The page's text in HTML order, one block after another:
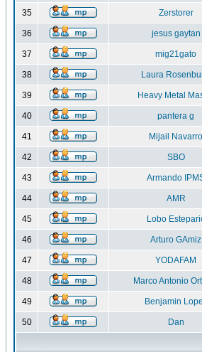
35 Zerstorer
36 jesus gaytan
37 mig21gato
38 Laura
39 Heavy Metal
40 pantera g
41 Mijail Navarro
42 SBO
43 Armando
44 AMR
45 Lobo
46 Arturo GAmiz
47 YODAFAM
48 Marco Antonio
49 Benjamin
50 Dan